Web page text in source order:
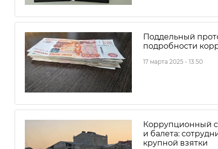
Поддельный
подробности
17 марта 2025 - 13:50
Коррупционный
и балета:
крупной взятки